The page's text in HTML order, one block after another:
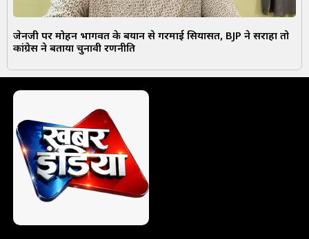
जेनजी पर मोहन भागवत के बयान से गरमाई सियासत, BJP ने सराहा तो
कांग्रेस ने बताया चुनावी रणनीति